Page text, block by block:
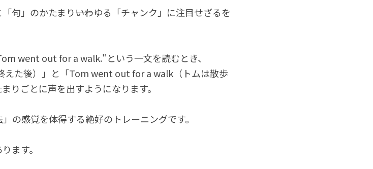
句」のかたまり――いわゆる「チャンク」に注目せざるを
went out for a walk."という一文を読むとき、
えた後）」と「Tom went out for a walk（トムは散歩
りごとに声を出すようになります。
の感覚を体得する絶好のトレーニングです。
ます。